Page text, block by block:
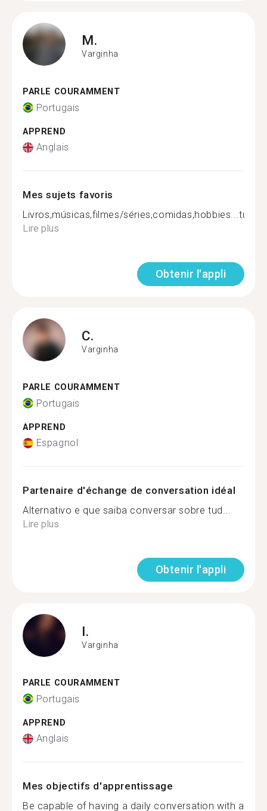
M.
Varginha
PARLE COURAMMENT
Portugais
APPREND
Anglais
Mes sujets favoris
Livros,músicas,filmes/
Lire plus
Obtenir l'appli
C.
Varginha
PARLE COURAMMENT
Portugais
APPREND
Espagnol
Partenaire d'échange de conversation idéal
Alternativo e que saiba conversar sobre tud...
Lire plus
Obtenir l'appli
I.
Varginha
PARLE COURAMMENT
Portugais
APPREND
Anglais
Mes objectifs d'apprentissage
Be capable of having a daily conversation with a